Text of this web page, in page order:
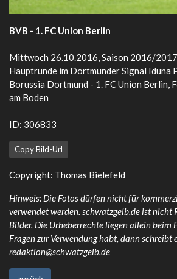
BVB - 1. FC Union Berlin
Mittwoch 26.10.2016, Saison 2016/
Hauptrunde im Dortmunder Signal Iduna
Borussia Dortmund - 1. FC Union Berlin,
am Boden
ID: 306833
Copy Bild-Url
Copyright: Thomas Bielefeld
Hinweis: Die Fotos dürfen nicht für
verwendet werden. schwatzgelb.de ist nicht
Bilder. Die Urheberrechte liegen allein beim
Fragen zur Verwendung habt, dann schreibt
redaktion@schwatzgelb.de